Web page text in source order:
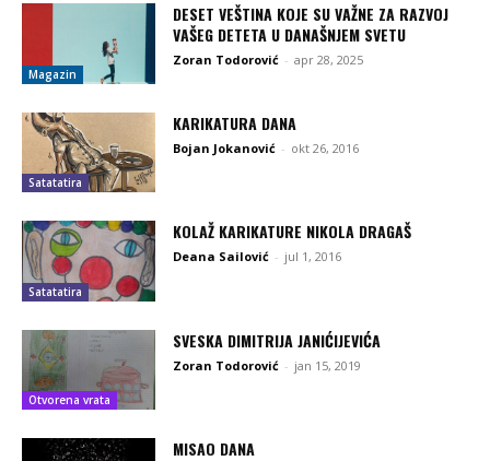
Magazin
DESET VEŠTINA KOJE SU VAŽNE ZA RAZVOJ
VAŠEG DETETA U DANAŠNJEM SVETU
Zoran Todorović - apr 28, 2025
Satatatira
KARIKATURA DANA
Bojan Jokanović - okt 26, 2016
Satatatira
KOLAŽ KARIKATURE NIKOLA DRAGAŠ
Deana Sailović - jul 1, 2016
Otvorena vrata
SVESKA DIMITRIJA JANIĆIJEVIĆA
Zoran Todorović - jan 15, 2019
MISAO DANA